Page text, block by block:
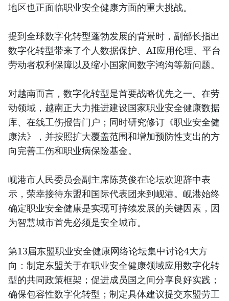
地区也正面临职业安全健康方面的重大挑战。
提到全球数字化转型蓬勃发展的背景时，副部长指出
数字化转型带来了个人数据保护、AI应用伦理、平台
劳动者权利保障以及缩小国家间数字鸿沟等新问题。
对越南而言，数字化转型是首要战略优先之一。在劳
动领域，越南正大力推进建设国家职业安全健康数据
库、在线工伤报告门户；同时研究修订《职业安全健
康法》，并按照扩大覆盖范围和增加预防性支出的方
向完善工伤和职业病保险基金。
岘港市人民委员会副主席陈英俊在论坛欢迎辞中表
示，荣幸接待东盟和国际代表团来到岘港。岘港始终
确定职业安全健康是实现可持续发展的关键因素，因
为智慧城市首先必须是安全城市。
第13届东盟职业安全健康网络论坛集中讨论4大方
向：制定东盟关于在职业安全健康领域应用数字化转
型的共同政策框架；促进成员国之间分享良好实践；
确保包容性数字化转型；制定具体建议提交东盟劳工